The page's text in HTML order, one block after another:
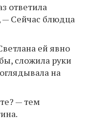
ответила
— Сейчас блюдца
ей явно
сложила руки
на
— тем